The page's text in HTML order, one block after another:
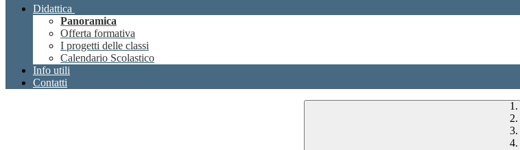
Didattica
Panoramica
Offerta formativa
I progetti delle classi
Calendario Scolastico
Info utili
Contatti